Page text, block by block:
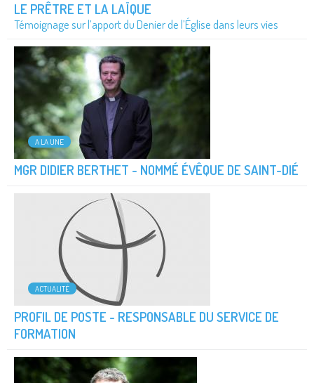
LE PRÊTRE ET LA LAÏQUE
Témoignage sur l’apport du Denier de l’Église dans leurs vies
A LA UNE
MGR DIDIER BERTHET - NOMMÉ ÉVÊQUE DE SAINT-DIÉ
ACTUALITÉ
PROFIL DE POSTE - RESPONSABLE DU SERVICE DE
FORMATION